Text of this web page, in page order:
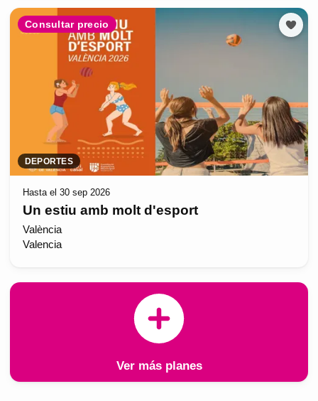
Consultar precio
DEPORTES
Hasta el 30 sep 2026
Un estiu amb molt d'esport
València
Valencia
Ver más planes